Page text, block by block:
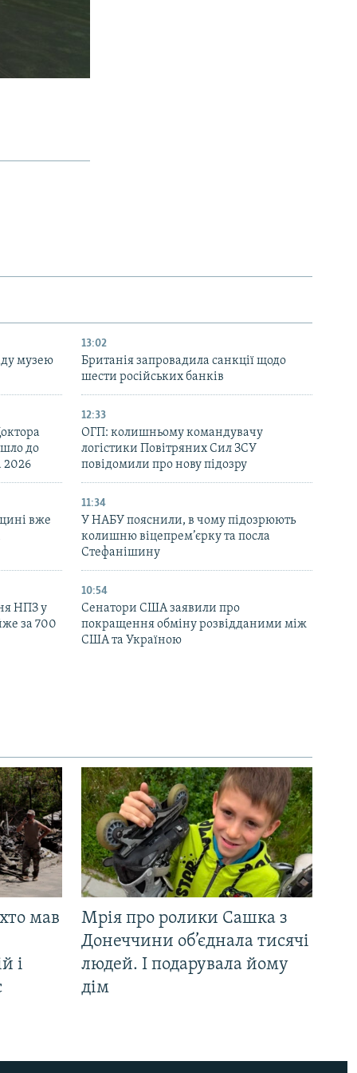
музею
13:02
Британія запровадила санкції щодо
шести російських банків
до
2026
12:33
ОГП: колишньому командувачу
логістики Повітряних Сил ЗСУ
повідомили про нову підозру
вже
11:34
У НАБУ пояснили, в чому підозрюють
колишню віцепрем’єрку та посла
Стефанішину
НПЗ у
за 700
10:54
Сенатори США заявили про
покращення обміну розвідданими між
США та Україною
мав
і
Мрія про ролики Сашка з
Донеччини об’єднала тисячі
людей. І подарувала йому
дім